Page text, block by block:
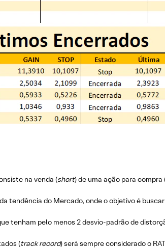
na venda (short) de uma ação para compra
tendência do Mercado, onde o objetivo é
tenham pelo menos 2 desvio-padrão de
(track record) será sempre considerado o